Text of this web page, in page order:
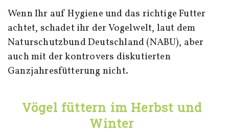
Wenn Ihr auf Hygiene und das richtige Futter
achtet, schadet ihr der Vogelwelt, laut dem
Naturschutzbund Deutschland (NABU), aber
auch mit der kontrovers diskutierten
Ganzjahresfütterung nicht.
Vögel füttern im Herbst und
Winter